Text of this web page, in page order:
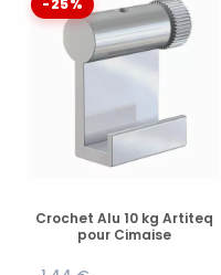
-25%
EN STOCK
Crochet Alu 10 kg Artiteq
pour Cimaise